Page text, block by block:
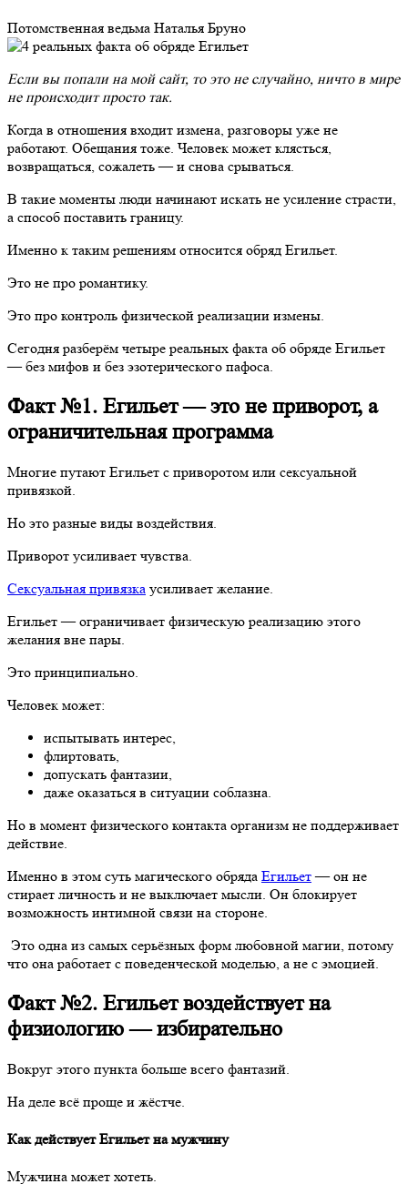
Потомственная ведьма Наталья Бруно
Если вы попали на мой сайт, то это не случайно, ничто в мире
не происходит просто так.
Когда в отношения входит измена, разговоры уже не
работают. Обещания тоже. Человек может клясться,
возвращаться, сожалеть — и снова срываться.
В такие моменты люди начинают искать не усиление страсти,
а способ поставить границу.
Именно к таким решениям относится обряд Егильет.
Это не про романтику.
Это про контроль физической реализации измены.
Сегодня разберём четыре реальных факта об обряде Егильет
— без мифов и без эзотерического пафоса.
Факт №1. Егильет — это не приворот, а
ограничительная программа
Многие путают Егильет с приворотом или сексуальной
привязкой.
Но это разные виды воздействия.
Приворот усиливает чувства.
Сексуальная привязка усиливает желание.
Егильет — ограничивает физическую реализацию этого
желания вне пары.
Это принципиально.
Человек может:
испытывать интерес,
флиртовать,
допускать фантазии,
даже оказаться в ситуации соблазна.
Но в момент физического контакта организм не поддерживает
действие.
Именно в этом суть магического обряда Егильет— он не
стирает личность и не выключает мысли. Он блокирует
возможность интимной связи на стороне.
Это одна из самых серьёзных форм любовной магии, потому
что она работает с поведенческой моделью, а не с эмоцией.
Факт №2. Егильет воздействует на
физиологию — избирательно
Вокруг этого пункта больше всего фантазий.
На деле всё проще и жёстче.
Как действует Егильет на мужчину
Мужчина может хотеть.